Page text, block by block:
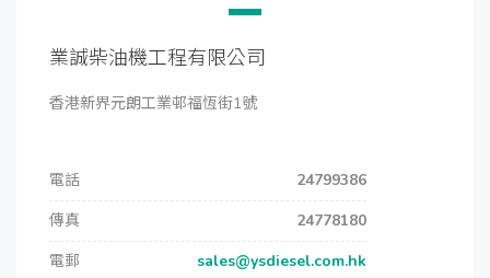
業誠柴油機工程有限公司
香港新界元朗工業邨福恆街1號
電話
24799386
傳真
24778180
電郵
sales@ysdiesel.com.hk